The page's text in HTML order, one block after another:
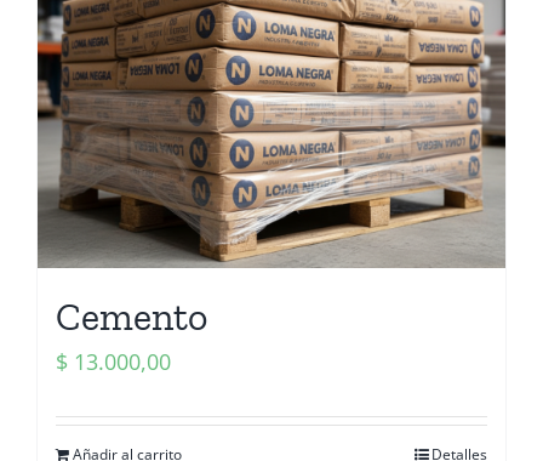
Cemento
$ 13.000,00
Añadir al carrito Detalles